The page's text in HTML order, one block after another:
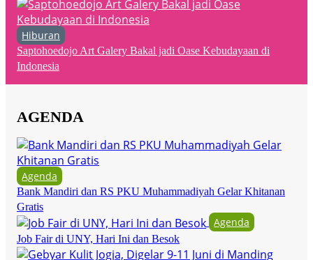
Hiburan
Saptohoedojo Art Galery Bakal jadi Oase Kebudayaan di
Indonesia
AGENDA
Agenda
Bank Mandiri dan RS PKU Muhammadiyah Gelar Khitanan
Gratis
Agenda
Job Fair di UNY, Hari Ini dan Besok